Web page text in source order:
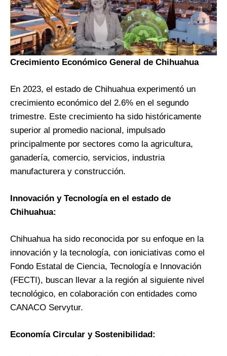
Crecimiento Económico General de Chihuahua
En 2023, el estado de Chihuahua experimentó un
crecimiento económico del 2.6% en el segundo
trimestre. Este crecimiento ha sido históricamente
superior al promedio nacional, impulsado
principalmente por sectores como la agricultura,
ganadería, comercio, servicios, industria
manufacturera y construcción​​.
Innovación y Tecnología en el estado de
Chihuahua:
Chihuahua ha sido reconocida por su enfoque en la
innovación y la tecnología, con ioniciativas como el
Fondo Estatal de Ciencia, Tecnología e Innovación
(FECTI), buscan llevar a la región al siguiente nivel
tecnológico, en colaboración con entidades como
CANACO Servytur.
Economía Circular y Sostenibilidad: